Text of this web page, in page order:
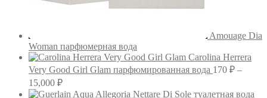
Amouage Dia
Woman парфюмерная вода
Carolina Herrera
Very Good Girl Glam парфюмированная вода 170 ₽ –
15,000 ₽Диапазон
цен: